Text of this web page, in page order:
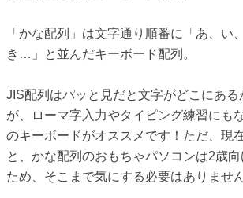
「かな配列」は文字通り順番に「あ、い
き…」と並んだキーボード配列。
JIS配列はパッと見だと文字がどこにあ
が、ローマ字入力やタイピング練習にも
のキーボードがオススメです！ただ、現
と、かな配列のおもちゃパソコンは2歳
ため、そこまで気にする必要はありません